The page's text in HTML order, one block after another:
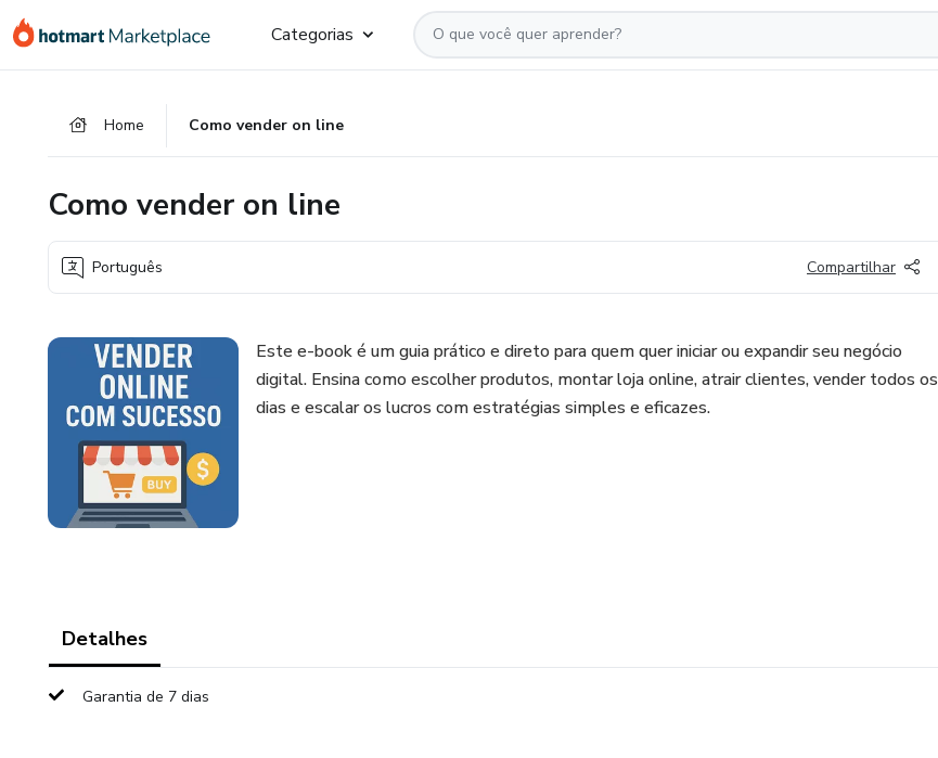
para
para
para
Categorias
Home Como vender on line
Como vender on line
Português Compartilhar
Este e-book é um guia prático e direto para quem quer iniciar ou expandir seu negócio
digital. Ensina como escolher produtos, montar loja online, atrair clientes, vender todos os
dias e escalar os lucros com estratégias simples e eficazes.
Detalhes
Garantia de 7 dias